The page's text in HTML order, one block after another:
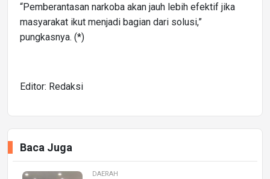
“Pemberantasan narkoba akan jauh lebih efektif jika
masyarakat ikut menjadi bagian dari solusi,”
pungkasnya. (*)
Editor: Redaksi
Baca Juga
DAERAH